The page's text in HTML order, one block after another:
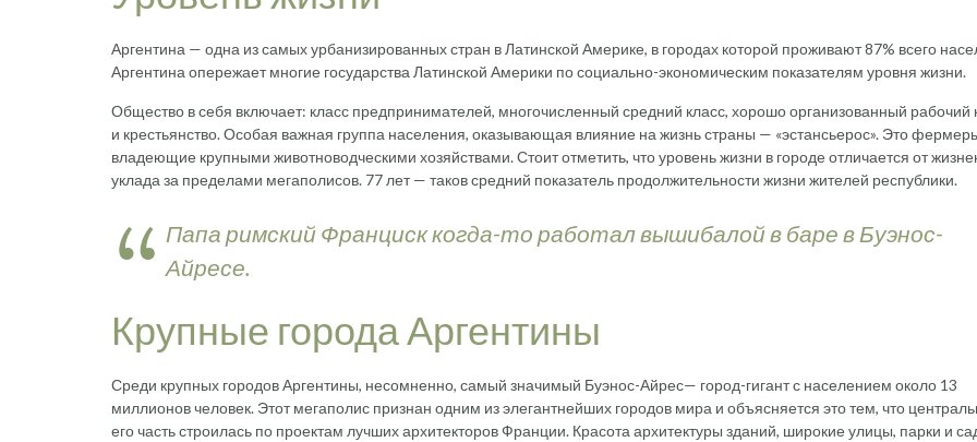
Аргентина — одна из самых урбанизированных стран в Латинской Америке, в городах которой проживают 87% всего
Аргентина опережает многие государства Латинской Америки по социально-экономическим показателям уровня жизни.
Общество в себя включает: класс предпринимателей, многочисленный средний класс, хорошо организованный рабочий
и крестьянство. Особая важная группа населения, оказывающая влияние на жизнь страны — «эстансьерос». Это
владеющие крупными животноводческими хозяйствами. Стоит отметить, что уровень жизни в городе отличается от
уклада за пределами мегаполисов. 77 лет — таков средний показатель продолжительности жизни жителей республики.
Папа римский Франциск когда-то работал вышибалой в баре в Буэнос-
Айресе.
Крупные города Аргентины
Среди крупных городов Аргентины, несомненно, самый значимый Буэнос-Айрес— город-гигант с населением около 13
миллионов человек. Этот мегаполис признан одним из элегантнейших городов мира и объясняется это тем, что
его часть строилась по проектам лучших архитекторов Франции. Красота архитектуры зданий, широкие улицы, парки и